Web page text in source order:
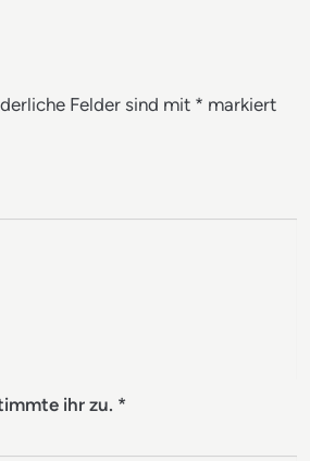
Felder sind mit * markiert
ihr zu. *